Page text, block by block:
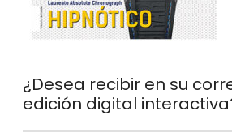
¿Desea recibir en su
edición digital